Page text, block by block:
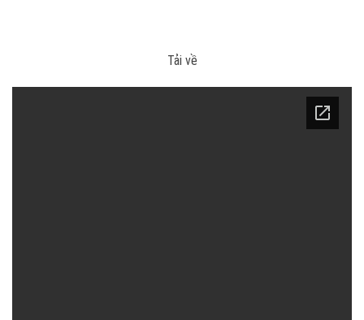
Tải về